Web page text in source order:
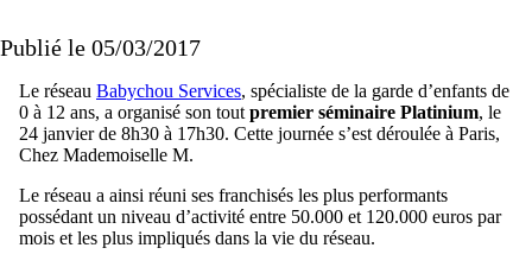
Publié le 05/03/2017
Le réseau Babychou Services, spécialiste de la garde d’enfants de
0 à 12 ans, a organisé son tout premier séminaire Platinium, le
24 janvier de 8h30 à 17h30. Cette journée s’est déroulée à Paris,
Chez Mademoiselle M.
Le réseau a ainsi réuni ses franchisés les plus performants
possédant un niveau d’activité entre 50.000 et 120.000 euros par
mois et les plus impliqués dans la vie du réseau.